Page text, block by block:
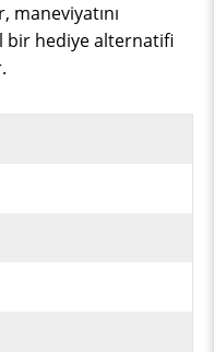
bir hediye alternatifi